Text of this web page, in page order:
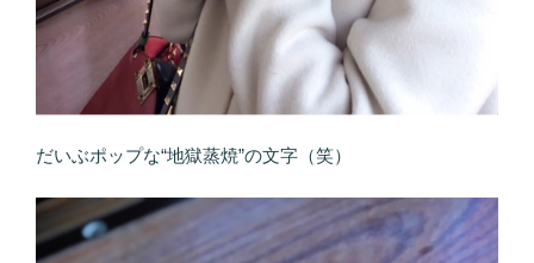
だいぶポップな“地獄蒸焼”の文字（笑）